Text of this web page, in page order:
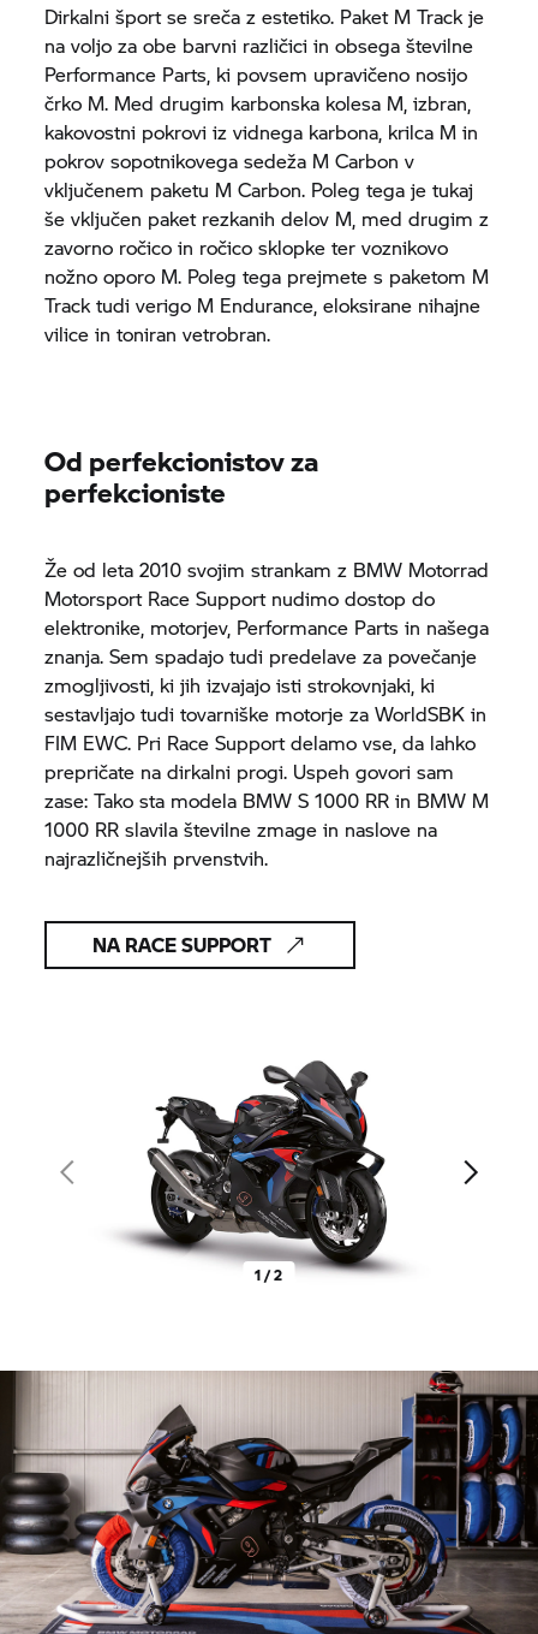
Dirkalni šport se sreča z estetiko. Paket M Track je
na voljo za obe barvni različici in obsega številne
Performance Parts, ki povsem upravičeno nosijo
črko M. Med drugim karbonska kolesa M, izbran,
kakovostni pokrovi iz vidnega karbona, krilca M in
pokrov sopotnikovega sedeža M Carbon v
vključenem paketu M Carbon. Poleg tega je tukaj
še vključen paket rezkanih delov M, med drugim z
zavorno ročico in ročico sklopke ter voznikovo
nožno oporo M. Poleg tega prejmete s paketom M
Track tudi verigo M Endurance, eloksirane nihajne
vilice in toniran vetrobran.
Od perfekcionistov za
perfekcioniste
Že od leta 2010 svojim strankam z BMW Motorrad
Motorsport Race Support nudimo dostop do
elektronike, motorjev, Performance Parts in našega
znanja. Sem spadajo tudi predelave za povečanje
zmogljivosti, ki jih izvajajo isti strokovnjaki, ki
sestavljajo tudi tovarniške motorje za WorldSBK in
FIM EWC. Pri Race Support delamo vse, da lahko
prepričate na dirkalni progi. Uspeh govori sam
zase: Tako sta modela BMWS 1000 RR in BMW M
1000 RR slavila številne zmage in naslove na
najrazličnejših prvenstvih.
NA RACE SUPPORT
1 / 2